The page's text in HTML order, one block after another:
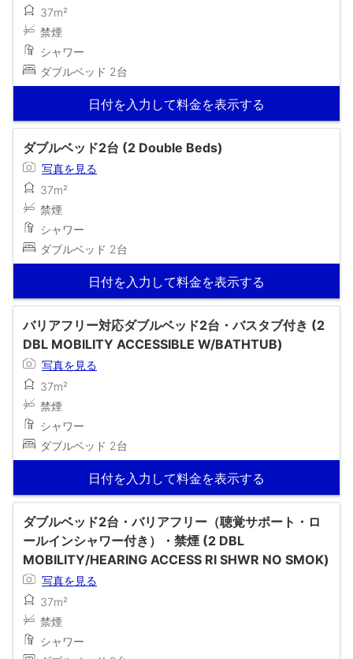
37m²
禁煙
シャワー
ダブルベッド 2台
日付を入力して料金を表示する
ダブルベッド2台 (2 Double Beds)
写真を見る
37m²
禁煙
シャワー
ダブルベッド 2台
日付を入力して料金を表示する
バリアフリー対応ダブルベッド2台・バスタブ付き (2
DBL MOBILITY ACCESSIBLE W/BATHTUB)
写真を見る
37m²
禁煙
シャワー
ダブルベッド 2台
日付を入力して料金を表示する
ダブルベッド2台・バリアフリー（聴覚サポート・ロ
ールインシャワー付き）・禁煙 (2 DBL
MOBILITY/HEARING ACCESS RI SHWR NO SMOK)
写真を見る
37m²
禁煙
シャワー